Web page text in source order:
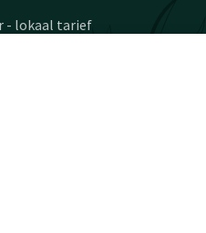
- lokaal tarief